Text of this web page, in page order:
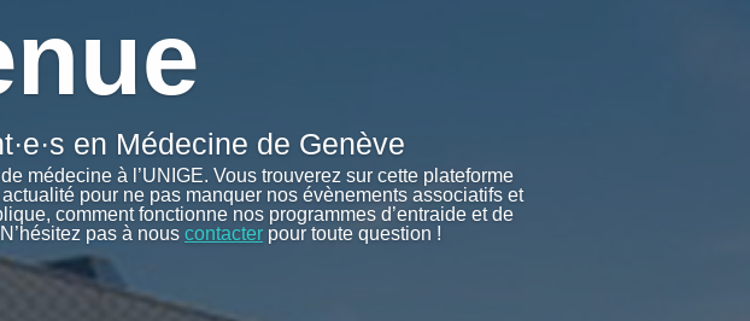
en Médecine de Genève
médecine à l’UNIGE. Vous trouverez sur cette plateforme
pour ne pas manquer nos évènements associatifs et
comment fonctionne nos programmes d’entraide et de
pas à nous contacter pour toute question !